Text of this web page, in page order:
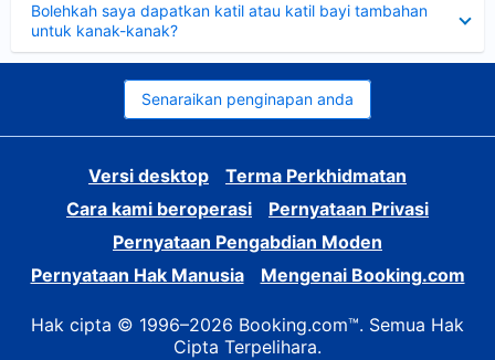
Bolehkah saya dapatkan katil atau katil bayi tambahan
untuk kanak-kanak?
Senaraikan penginapan anda
Versi desktop
Terma Perkhidmatan
Cara kami beroperasi
Pernyataan Privasi
Pernyataan Pengabdian Moden
Pernyataan Hak Manusia
Mengenai Booking.com
Hak cipta © 1996–2026 Booking.com™. Semua Hak
Cipta Terpelihara.